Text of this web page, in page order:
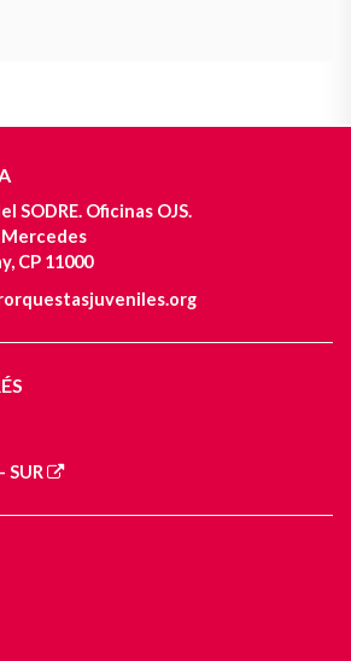
SODRE. Oficinas OJS.
Mercedes
CP 11000
SUR